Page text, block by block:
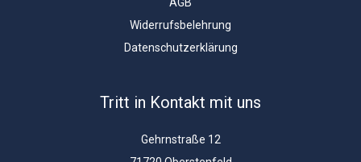
AGB
Widerrufsbelehrung
Datenschutzerklärung
Tritt in Kontakt mit uns
Gehrnstraße 12